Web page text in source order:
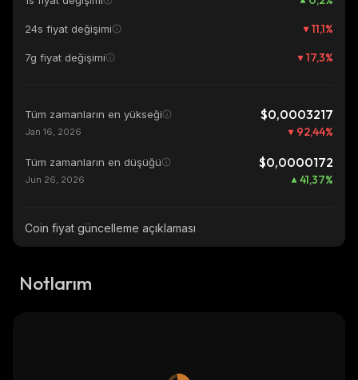
24s fiyat değişimi 11,1%
7g fiyat değişimi 17,3%
Tüm zamanların en yükseği $0,0003217
Jan 16, 2026 92,44%
Tüm zamanların en düşüğü $0,0000172
Jun 26, 2026 41,37%
Coin fiyat güncelleme açıklaması
Notlarım